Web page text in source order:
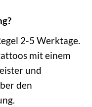
2-5 Werktage.
mit einem
und
den